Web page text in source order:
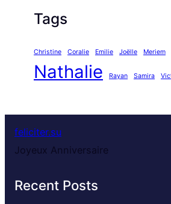
Tags
Christine Coralie Emilie Joëlle Meriem
Nathalie Rayan Samira
feliciter.su
Joyeux Anniversaire
Recent Posts